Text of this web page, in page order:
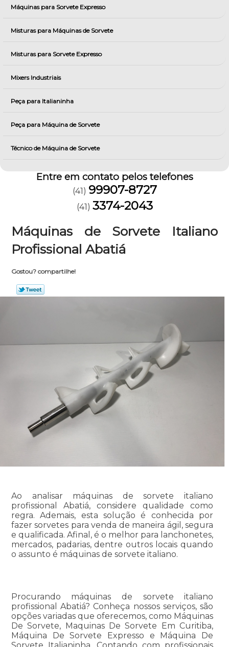
Máquinas para Sorvete Expresso
Misturas para Máquinas de Sorvete
Misturas para Sorvete Expresso
Mixers Industriais
Peça para Italianinha
Peça para Máquina de Sorvete
Técnico de Máquina de Sorvete
Entre em contato pelos telefones
(41) 99907-8727
(41) 3374-2043
Máquinas de Sorvete Italiano
Profissional Abatiá
Gostou? compartilhe!
Ao analisar máquinas de sorvete italiano
profissional Abatiá, considere qualidade como
regra. Ademais, esta solução é conhecida por
fazer sorvetes para venda de maneira ágil, segura
e qualificada. Afinal, é o melhor para lanchonetes,
mercados, padarias, dentre outros locais quando
o assunto é máquinas de sorvete italiano.
Procurando máquinas de sorvete italiano
profissional Abatiá? Conheça nossos serviços, são
opções variadas que oferecemos, como Máquinas
De Sorvete, Maquinas De Sorvete Em Curitiba,
Máquina De Sorvete Expresso e Máquina De